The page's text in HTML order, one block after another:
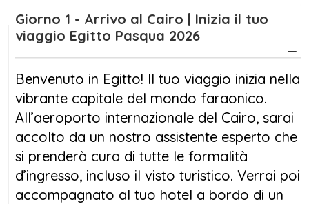
Con il nostro pacchettoEgitto Pasqua 2026,
trascorrerai 10 giorni tra Cairo
parlanti italiano e con assistenza
professionale in ogni tappa. Il viaggio include
2 notti nella capitale con visite private, 3 notti
a bordo di una motonave 5 stelle sul Nilo
con pensione completa e 4 notti aMarsa
Alamcon trattamento Soft All Inclusive.
Giorno 1 - Arrivo al Cairo | Inizia il tuo
viaggio Egitto Pasqua 2026
Benvenuto in Egitto! Il tuo viaggio inizia nella
vibrante capitale del mondo faraonico.
All’aeroporto internazionale del Cairo, sarai
accolto da un nostro assistente esperto che
si prenderà cura di tutte le formalità
d’ingresso, incluso il visto turistico. Verrai poi
accompagnato al tuo hotel a bordo di un